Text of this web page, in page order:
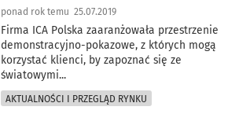
ponad rok temu 25.07.2019
Firma ICA Polska zaaranżowała przestrzenie
demonstracyjno-pokazowe, z których mogą
korzystać klienci, by zapoznać się ze
światowymi...
AKTUALNOŚCI I PRZEGLĄD RYNKU